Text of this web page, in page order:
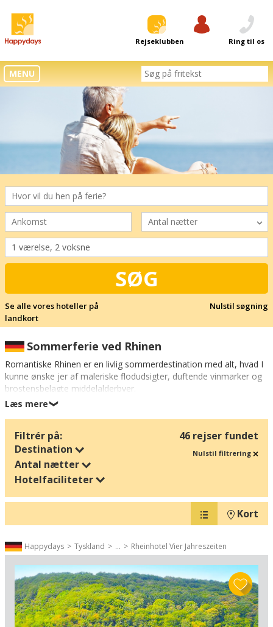
Rejseklubben Ring til os
MENU
SØG
Se alle vores hoteller på
landkort
Nulstil søgning
Sommerferie ved Rhinen
Romantiske Rhinen er en livlig sommerdestination med alt, hvad I
kunne ønske jer af maleriske flodudsigter, duftende vinmarker og
brostensbelagte middelalderbyer.
Rüdesheim am Rhein
, hvor Drosselgasse sender lyden af
klingende ølkrus, høje latterbølger og musikanternes
stemningsfulde toner ud gennem vinduerne i de mange ølstuer.
Den friske flodluft kan være kærkommen efter en glad aften i
byen, og heldigvis venter både bjergbaner og vandrestier over
vinrankerne.
Se også den store turistattraktion Deutsches Eck ved Koblenz,
verdensberømte klippe Loreley, som rejser sig 120 meter over
vandet nær St. Goarshausen.
Den midterste del af Rhinen har siden 2002 været at finde på
UNESCOs liste over verdensarv, og langs den pittoreske strækning
ligger bl.a. den berømte vinbyBoppard, som ikke uden grund er en
velbesøgt sommerdestination.
Læs mere❯
Filtrér på:
46 rejser fundet
Destination
Antal nætter
Hotelfaciliteter
Nulstil filtrering
Kort
Happydays Tyskland ... Rheinhotel Vier Jahreszeiten